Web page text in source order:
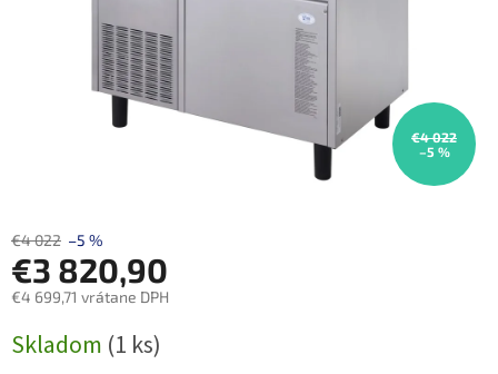
€4 022
–5 %
€4 022 –5 %
€3 820,90
€4 699,71 vrátane DPH
cena:
Skladom (1 ks)